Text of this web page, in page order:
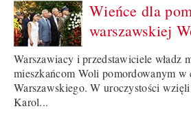
Wieńce dla
warszawskiej
Warszawiacy i przedstawiciele władz
mieszkańcom Woli pomordowanym w
Warszawskiego. W uroczystości
Karol...